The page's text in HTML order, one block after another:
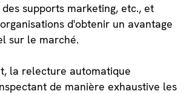
supports marketing, etc., et
d'obtenir un avantage
sur le marché.
la relecture automatique
de manière exhaustive les